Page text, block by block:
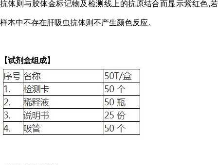
抗体则与胶体金标记物及检测线上的抗原结合而显示紫红色,若
样本中不存在肝吸虫抗体则不产生颜色反应。
【试剂盒组成】